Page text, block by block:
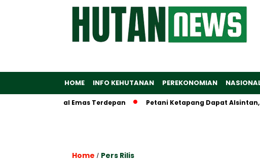
HOME INFO KEHUTANAN PEREKONOMIAN
Digital Emas Terdepan Petani Ketapang Dapat Alsintan,
Home / Pers Rilis